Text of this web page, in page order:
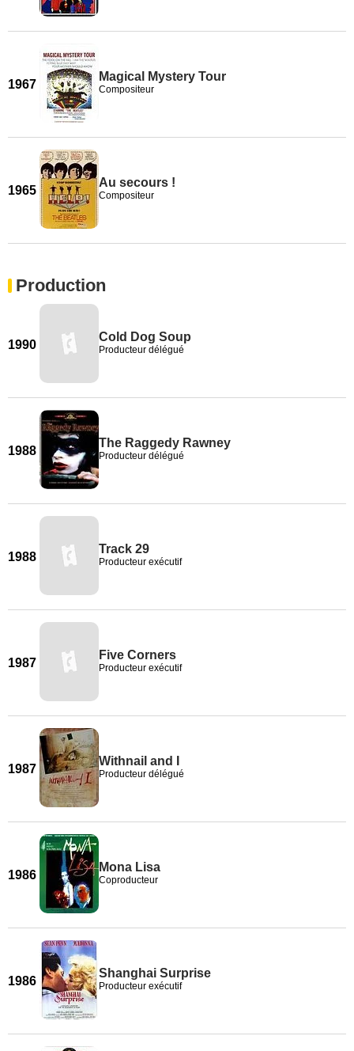
1967
Magical Mystery Tour
Compositeur
1965
Au secours !
Compositeur
Production
1990
Cold Dog Soup
Producteur délégué
1988
The Raggedy Rawney
Producteur délégué
1988
Track 29
Producteur exécutif
1987
Five Corners
Producteur exécutif
1987
Withnail and I
Producteur délégué
1986
Mona Lisa
Coproducteur
1986
Shanghai Surprise
Producteur exécutif